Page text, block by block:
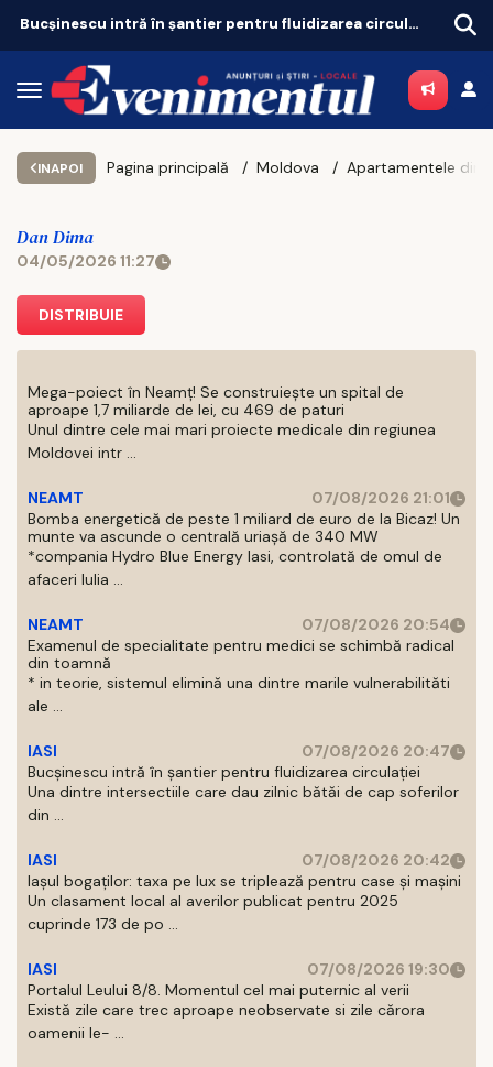
Iașul bogaților: taxa pe lux se triplează pentru case și mașini
INAPOI Pagina principală Moldova
Dan Dima
04/05/2026 11:27
DISTRIBUIE
Mega-poiect în Neamț! Se construiește un spital de
aproape 1,7 miliarde de lei, cu 469 de paturi
Unul dintre cele mai mari proiecte medicale din regiunea
Moldovei intr ...
NEAMT
07/08/2026 21:01
Bomba energetică de peste 1 miliard de euro de la Bicaz! Un
munte va ascunde o centrală uriașă de 340 MW
*compania Hydro Blue Energy Iasi, controlată de omul de
afaceri Iulia ...
NEAMT
07/08/2026 20:54
Examenul de specialitate pentru medici se schimbă radical
din toamnă
* in teorie, sistemul elimină una dintre marile vulnerabilităti
ale ...
IASI
07/08/2026 20:47
Bucșinescu intră în șantier pentru fluidizarea circulației
Una dintre intersectiile care dau zilnic bătăi de cap soferilor
din ...
IASI
07/08/2026 20:42
Iașul bogaților: taxa pe lux se triplează pentru case și mașini
Un clasament local al averilor publicat pentru 2025
cuprinde 173 de po ...
IASI
07/08/2026 19:30
Portalul Leului 8/8. Momentul cel mai puternic al verii
Există zile care trec aproape neobservate si zile cărora
oamenii le- ...